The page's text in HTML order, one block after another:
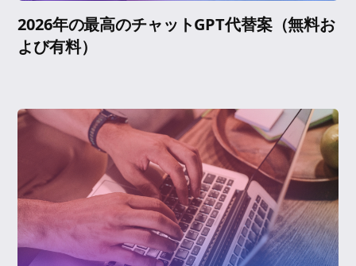
2026年の最高のチャットGPT代替案（無料お
よび有料）